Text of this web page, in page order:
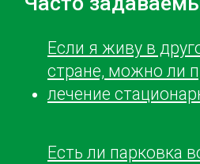
Если я живу в
стране, можно ли
лечение
Есть ли парковка